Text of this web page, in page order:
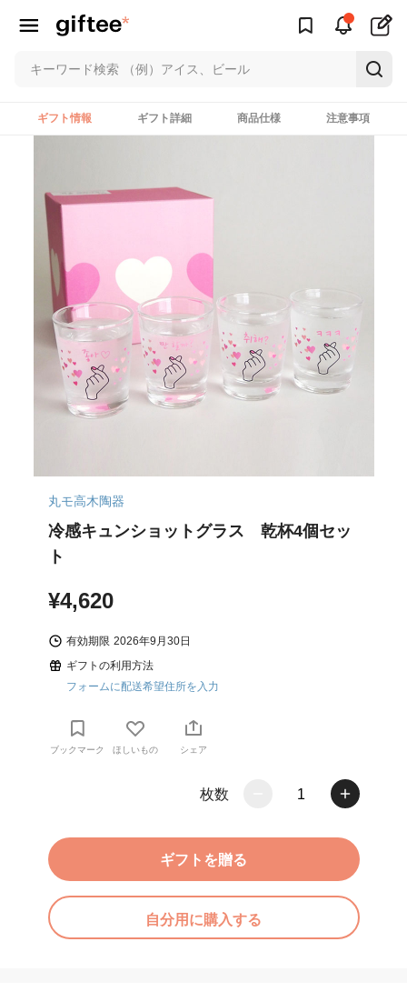
ギフト情報 ギフト詳細 商品仕様 注意事項
丸モ高木陶器
冷感キュンショットグラス 乾杯4個セッ
ト
¥4,620
有効期限 2026年9月30日
ギフトの利用方法
フォームに配送希望住所を入力
ブックマーク ほしいもの シェア
枚数 1
ギフトを贈る
自分用に購入する